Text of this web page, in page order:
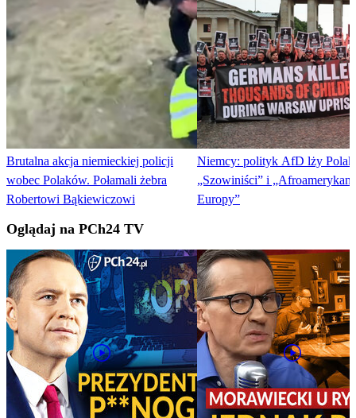
Brutalna akcja niemieckiej policji
wobec Polaków. Połamali żebra
Robertowi Bąkiewiczowi
Niemcy: polityk AfD lży
„Szowiniści” i
Europy”
Oglądaj na PCh24 TV